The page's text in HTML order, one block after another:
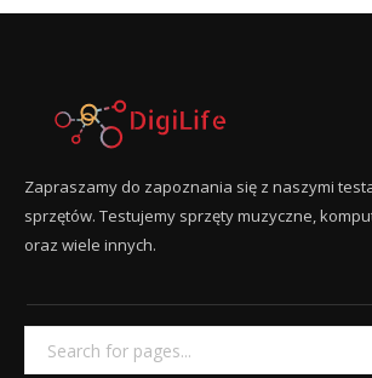
Zapraszamy do zapoznania się z naszymi
sprzętów. Testujemy sprzęty muzyczne,
oraz wiele innych.